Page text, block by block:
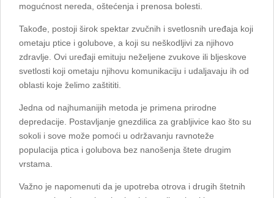
mogućnost nereda, oštećenja i prenosa bolesti.
Takođe, postoji širok spektar zvučnih i svetlosnih uređaja koji
ometaju ptice i golubove, a koji su neškodljivi za njihovo
zdravlje. Ovi uređaji emituju neželjene zvukove ili bljeskove
svetlosti koji ometaju njihovu komunikaciju i udaljavaju ih od
oblasti koje želimo zaštititi.
Jedna od najhumanijih metoda je primena prirodne
depredacije. Postavljanje gnezdilica za grabljivice kao što su
sokoli i sove može pomoći u održavanju ravnoteže
populacija ptica i golubova bez nanošenja štete drugim
vrstama.
Važno je napomenuti da je upotreba otrova i drugih štetnih